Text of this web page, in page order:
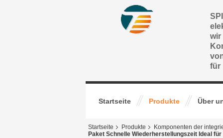
wir
für
Startseite Produkte Über
Startseite Produkte
Komponenten der
Paket Schnelle Wiederherstellungszeit Ideal